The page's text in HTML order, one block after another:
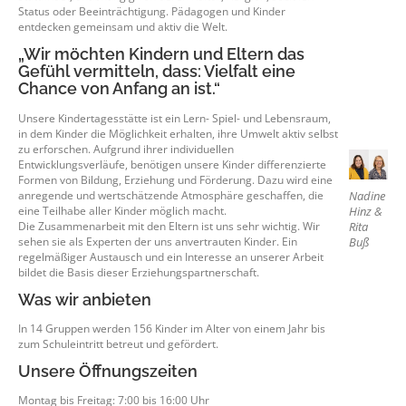
ALLGEMEINES STELLENANGEBOTE
Status oder Beeinträchtigung. Pädagogen und Kinder
entdecken gemeinsam und aktiv die Welt.
„Wir möchten Kindern und Eltern das
Gefühl vermitteln, dass: Vielfalt eine
Chance von Anfang an ist.“
Unsere Kindertagesstätte ist ein Lern- Spiel- und Lebensraum,
in dem Kinder die Möglichkeit erhalten, ihre Umwelt aktiv selbst
zu erforschen. Aufgrund ihrer individuellen
Entwicklungsverläufe, benötigen unsere Kinder differenzierte
Formen von Bildung, Erziehung und Förderung. Dazu wird eine
anregende und wertschätzende Atmosphäre geschaffen, die
eine Teilhabe aller Kinder möglich macht.
Die Zusammenarbeit mit den Eltern ist uns sehr wichtig. Wir
sehen sie als Experten der uns anvertrauten Kinder. Ein
regelmäßiger Austausch und ein Interesse an unserer Arbeit
bildet die Basis dieser Erziehungspartnerschaft.
Was wir anbieten
In 14 Gruppen werden 156 Kinder im Alter von einem Jahr bis
zum Schuleintritt betreut und gefördert.
Unsere Öffnungszeiten
Montag bis Freitag: 7:00 bis 16:00 Uhr
Nadine
Hinz &
Rita
Buß